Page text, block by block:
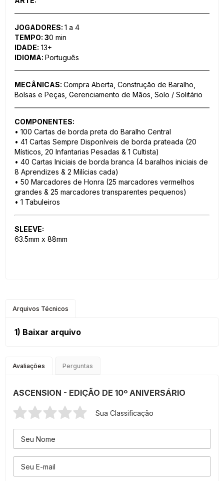
JOGADORES: 1 a 4
TEMPO: 30 min
IDADE: 13+
IDIOMA: Português
MECÂNICAS: Compra Aberta, Construção de Baralho,
Bolsas e Peças, Gerenciamento de Mãos, Solo / Solitário
COMPONENTES:
• 100 Cartas de borda preta do Baralho Central
• 41 Cartas Sempre Disponíveis de borda prateada (20
Místicos, 20 Infantarias Pesadas & 1 Cultista)
• 40 Cartas Iniciais de borda branca (4 baralhos iniciais de
8 Aprendizes & 2 Milícias cada)
• 50 Marcadores de Honra (25 marcadores vermelhos
grandes & 25 marcadores transparentes pequenos)
• 1 Tabuleiros
SLEEVE:
63.5mm x 88mm
Arquivos Técnicos
1) Baixar arquivo
Avaliações Perguntas
ASCENSION - EDIÇÃO DE 10º ANIVERSÁRIO
Sua Classificação